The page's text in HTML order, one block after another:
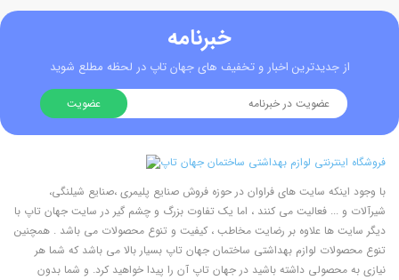
خبرنامه
از جدیدترین اخبار و تخفیف های جهان تاپ در لحظه مطلع شوید
با وجود اینکه سایت های فراوان در حوزه فروش صنایع پلیمری ،صنایع شیلنگی،
شیرآلات و ... فعالیت می کنند ، اما یک تفاوت بزرگ و چشم گیر در سایت جهان تاپ با
دیگر سایت ها علاوه بر رضایت مخاطب ، کیفیت و تنوع محصولات می باشد . همچنین
تنوع محصولات لوازم بهداشتی ساختمان جهان تاپ بسیار بالا می باشد که شما هر
نیازی به محصولی داشته باشید در جهان تاپ آن را پیدا خواهید کرد. و شما بدون